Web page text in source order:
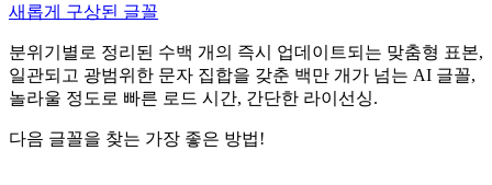
새롭게 구상된 글꼴
분위기별로 정리된 수백 개의 즉시 업데이트되는 맞춤형 표본,
일관되고 광범위한 문자 집합을 갖춘 백만 개가 넘는 AI 글꼴,
놀라울 정도로 빠른 로드 시간, 간단한 라이선싱.
다음 글꼴을 찾는 가장 좋은 방법!